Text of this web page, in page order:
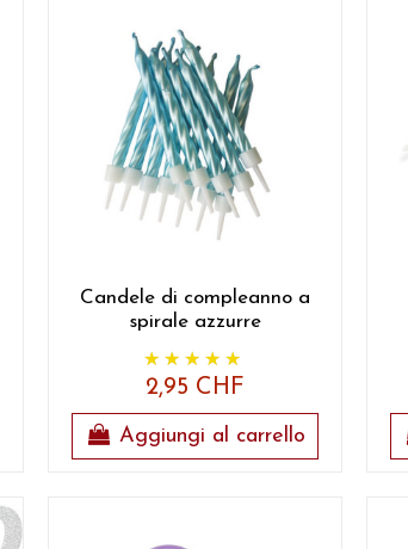
Candele di compleanno a
spirale azzurre
2,95 CHF
Aggiungi al carrello